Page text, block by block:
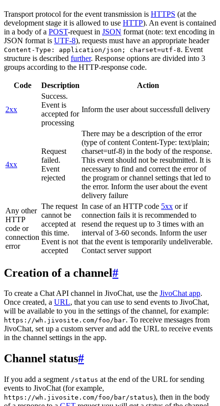
Transport protocol for the event transmission is HTTPS (at the
development stage it is allowed to use HTTP). An event is contained
in a body of a POST-request in JSON format (note: text encoding in
JSON format is UTF-8), requests must have an appropriate header
Content-Type: application/json; charset=utf-8. Event
structure is described further. Response options are divided into 3
groups according to the HTTP-response code.
Code Description Action
2xx
Success.
Event is
accepted for
processing
Inform the user about successfull delivery
4xx
Request
failed.
Event
rejected
There may be a description of the error
(type of content Content-Type: text/plain;
charset=utf-8) in the body of the response.
This event should not be resubmitted. It is
necessary to find and correct the error of
the program or channel settings that led to
the error. Inform the user about the event
delivery failure
Any other
HTTP
code or
connection
error
The request
cannot be
accepted at
this time.
Event is not
accepted
In case of an HTTP code 5xx or if
connection fails it is recommended to
resend the request up to 3 times with an
interval of 3-60 seconds. Inform the user
that the event is temporarily undeliverable.
Contact server support
Creation of a channel#
To create a Chat API channel in JivoChat, use the JivoChat app.
Once created, a URL, that you can use to send events to JivoChat,
will be available to you in the settings of the channel, for example:
https://wh.jivosite.com/foo/bar. To receive messages from
JivoChat, set up a custom server and add the URL to receive events
in the channel settings in the app.
Channel status#
If you add a segment /status at the end of the URL for sending
events to JivoChat (for example,
https://wh.jivosite.com/foo/bar/status), then in the body